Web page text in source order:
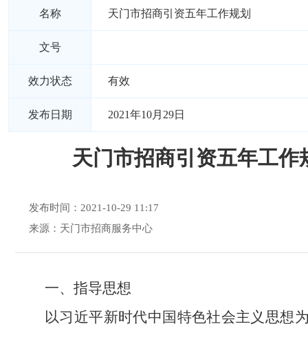
名称 天门市招商引资五年工作规划
文号
效力状态 有效
发布日期 2021年10月29日
天门市招商引资五年工作
发布时间：2021-10-29 11:17
来源：天门市招商服务中心
一、指导思想
以习近平新时代中国特色社会主义思想